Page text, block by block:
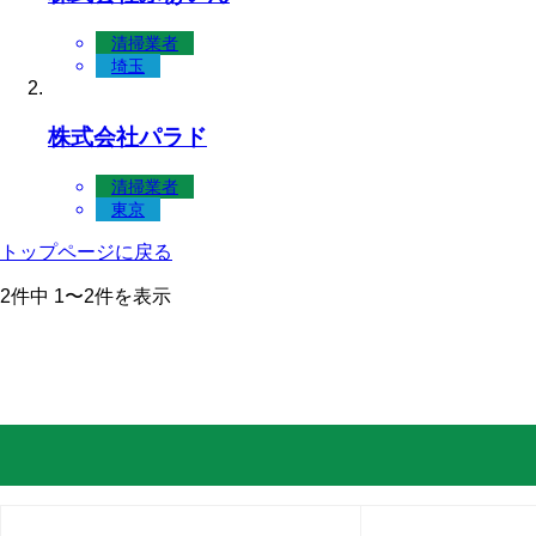
清掃業者
埼玉
株式会社パラド
清掃業者
東京
トップページに戻る
2件中 1〜2件を表示